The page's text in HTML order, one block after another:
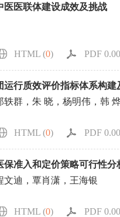
医医联体建设成效及挑战
HTML (0) PDF
运行质效评价指标体系构建
轶群，朱 晓，杨明伟，韩
HTML (0) PDF
保准入和定价策略可行性分
文迪，覃肖潇，王海银
HTML (0) PDF